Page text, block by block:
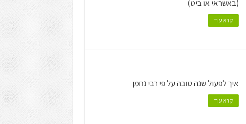
(באשראי או ביט)
קרא עוד
איך לפעול שנה טובה על פי רבי נחמן
קרא עוד